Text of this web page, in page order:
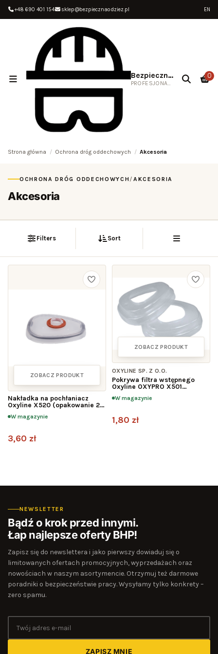
+48 690 401 154 sklep@bezpiecznaodziez.pl EN
Bezpieczna Odzież
PROFESJONALNA ODZIEŻ ROBOCZA
0
Strona główna Ochrona dróg oddechowych Akcesoria
OCHRONA DRÓG ODDECHOWYCH/AKCESORIA
Akcesoria
Filters Sort
ZOBACZ PRODUKT
Nakładka na pochłaniacz
Oxyline X520 (opakowanie 20
W magazynie
3,60 zł
ZOBACZ PRODUKT
OXYLINE SP. Z O.O.
Pokrywa filtra wstępnego
Oxyline OXYPRO X501
W magazynie
1,80 zł
NEWSLETTER
Bądź o krok przed innymi.
Łap najlepsze oferty BHP!
Zapisz się do newslettera i jako pierwszy dowiaduj się o
limitowanych ofertach promocyjnych, wyprzedażach oraz
nowościach w naszym asortymencie. Otrzymuj też darmowe
poradniki o bezpieczeństwie pracy. Wysyłamy tylko konkrety –
zero spamu.
ZAPISZ MNIE